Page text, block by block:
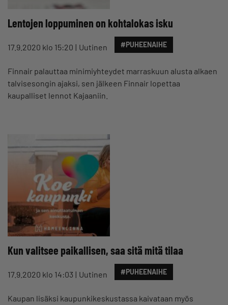
Lentojen loppuminen on kohtalokas isku
17.9.2020 klo 15:20 Uutinen #PUHEENAIHE
Finnair palauttaa minimiyhteydet marraskuun alusta alkaen
talvisesongin ajaksi, sen jälkeen Finnair lopettaa
kaupalliset lennot Kajaaniin.
Kun valitsee paikallisen, saa sitä mitä tilaa
17.9.2020 klo 14:03 Uutinen #PUHEENAIHE
Kaupan lisäksi kaupunkikeskustassa kaivataan myös